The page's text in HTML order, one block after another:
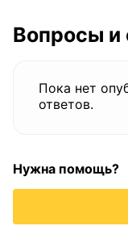
Вопросы и
Пока нет
ответов.
Нужна помощь?